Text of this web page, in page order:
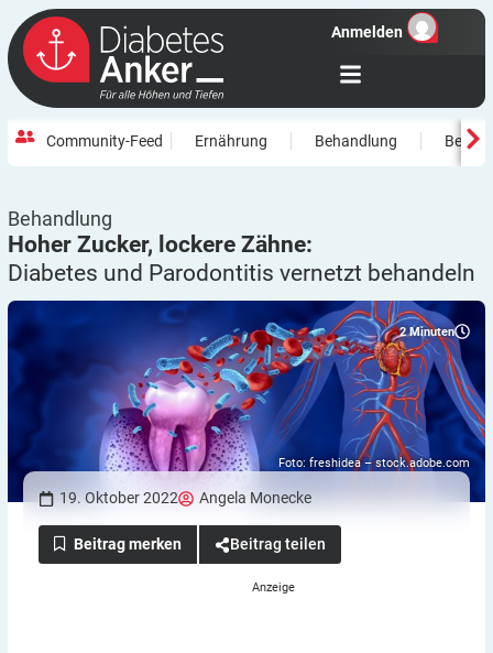
Anmelden
Community-Feed Ernährung Behandlung
Behandlung
Hoher Zucker, lockere Zähne:
Diabetes und Parodontitis vernetzt behandeln
2 Minuten
Foto: freshidea – stock.adobe.com
19. Oktober 2022 Angela Monecke
Beitrag teilen